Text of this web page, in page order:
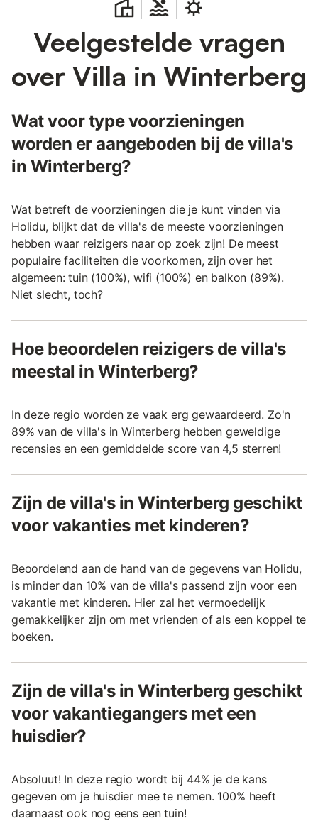
Veelgestelde vragen
over Villa in Winterberg
Wat voor type voorzieningen
worden er aangeboden bij de villa's
in Winterberg?
Wat betreft de voorzieningen die je kunt vinden via
Holidu, blijkt dat de villa's de meeste voorzieningen
hebben waar reizigers naar op zoek zijn! De meest
populaire faciliteiten die voorkomen, zijn over het
algemeen: tuin (100%), wifi (100%) en balkon (89%).
Niet slecht, toch?
Hoe beoordelen reizigers de villa's
meestal in Winterberg?
In deze regio worden ze vaak erg gewaardeerd. Zo'n
89% van de villa's in Winterberg hebben geweldige
recensies en een gemiddelde score van 4,5 sterren!
Zijn de villa's in Winterberg geschikt
voor vakanties met kinderen?
Beoordelend aan de hand van de gegevens van Holidu,
is minder dan 10% van de villa's passend zijn voor een
vakantie met kinderen. Hier zal het vermoedelijk
gemakkelijker zijn om met vrienden of als een koppel te
boeken.
Zijn de villa's in Winterberg geschikt
voor vakantiegangers met een
huisdier?
Absoluut! In deze regio wordt bij 44% je de kans
gegeven om je huisdier mee te nemen. 100% heeft
daarnaast ook nog eens een tuin!